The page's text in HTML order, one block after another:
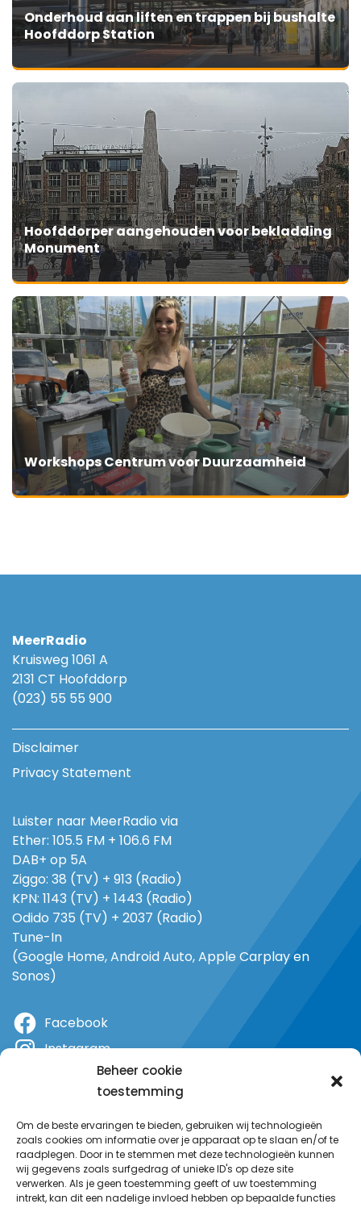
Beheer cookie
toestemming
Om de beste ervaringen te bieden, gebruiken wij technologieën
zoals cookies om informatie over je apparaat op te slaan en/of te
raadplegen. Door in te stemmen met deze technologieën kunnen
wij gegevens zoals surfgedrag of unieke ID's op deze site
verwerken. Als je geen toestemming geeft of uw toestemming
intrekt, kan dit een nadelige invloed hebben op bepaalde functies
Onderhoud aan liften en trappen bij bushalte
Hoofddorp Station
Hoofddorper aangehouden voor bekladding
Monument
Workshops Centrum voor Duurzaamheid
MeerRadio
Kruisweg 1061 A
2131 CT Hoofddorp
(023) 55 55 900
Disclaimer
Privacy Statement
Luister naar MeerRadio via
Ether: 105.5 FM + 106.6 FM
DAB+ op 5A
Ziggo: 38 (TV) + 913 (Radio)
KPN: 1143 (TV) + 1443 (Radio)
Odido 735 (TV) + 2037 (Radio)
Tune-In
(Google Home, Android Auto, Apple Carplay en
Sonos)
Facebook
Instagram
YouTube